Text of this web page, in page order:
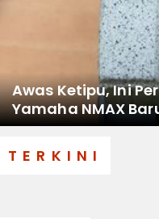
Awas Ketipu, Ini
Yamaha NMAX
TERKINI